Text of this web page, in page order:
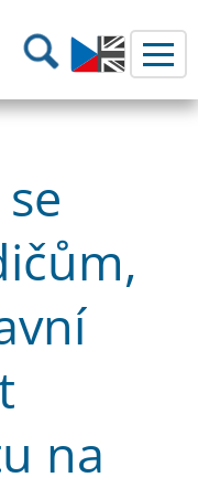
Hledání
na